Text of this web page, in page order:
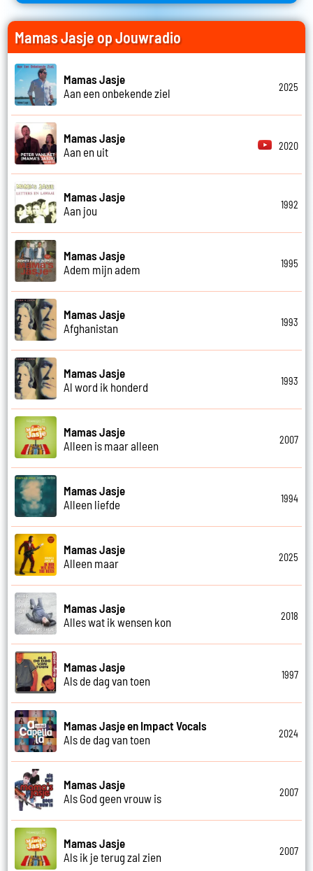
Mamas Jasje op Jouwradio
Mamas Jasje
Aan een onbekende ziel
2025
Mamas Jasje
Aan en uit
2020
Mamas Jasje
Aan jou
1992
Mamas Jasje
Adem mijn adem
1995
Mamas Jasje
Afghanistan
1993
Mamas Jasje
Al word ik honderd
1993
Mamas Jasje
Alleen is maar alleen
2007
Mamas Jasje
Alleen liefde
1994
Mamas Jasje
Alleen maar
2025
Mamas Jasje
Alles wat ik wensen kon
2018
Mamas Jasje
Als de dag van toen
1997
Mamas Jasje en Impact Vocals
Als de dag van toen
2024
Mamas Jasje
Als God geen vrouw is
2007
Mamas Jasje
Als ik je terug zal zien
2007